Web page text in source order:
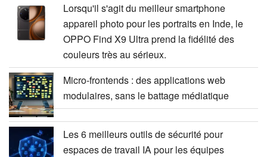
Lorsqu'il s'agit du meilleur smartphone
appareil photo pour les portraits en Inde, le
OPPO Find X9 Ultra prend la fidélité des
couleurs très au sérieux.
Micro-frontends : des applications web
modulaires, sans le battage médiatique
Les 6 meilleurs outils de sécurité pour
espaces de travail IA pour les équipes